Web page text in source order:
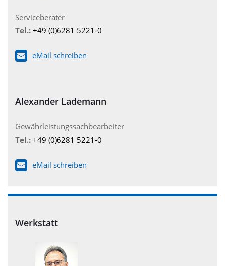
Serviceberater
Tel.: +49 (0)6281 5221-0
eMail schreiben
Alexander Lademann
Gewährleistungssachbearbeiter
Tel.: +49 (0)6281 5221-0
eMail schreiben
Werkstatt